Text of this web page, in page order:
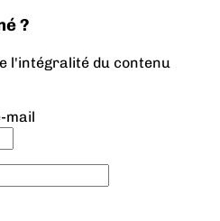
?
l'intégralité du contenu
mail